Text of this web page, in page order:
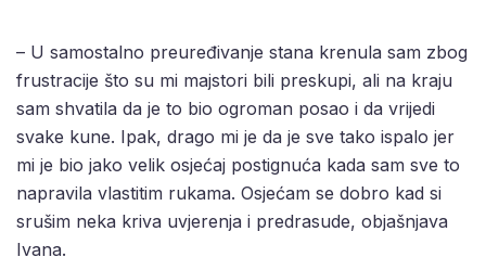
– U samostalno preuređivanje stana krenula sam zbog
frustracije što su mi majstori bili preskupi, ali na kraju
sam shvatila da je to bio ogroman posao i da vrijedi
svake kune. Ipak, drago mi je da je sve tako ispalo jer
mi je bio jako velik osjećaj postignuća kada sam sve to
napravila vlastitim rukama. Osjećam se dobro kad si
srušim neka kriva uvjerenja i predrasude, objašnjava
Ivana.